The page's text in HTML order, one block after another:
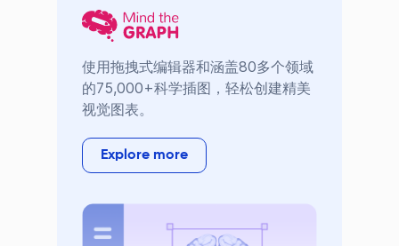
使用拖拽式编辑器和涵盖80多个领域
的75,000+科学插图，轻松创建精美
视觉图表。
Explore more